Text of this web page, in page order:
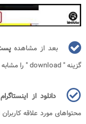
بعد از مشاهده
گزینه "download" را مشابه
دانلود از اینستاگرام
محتواهای مورد علاقه